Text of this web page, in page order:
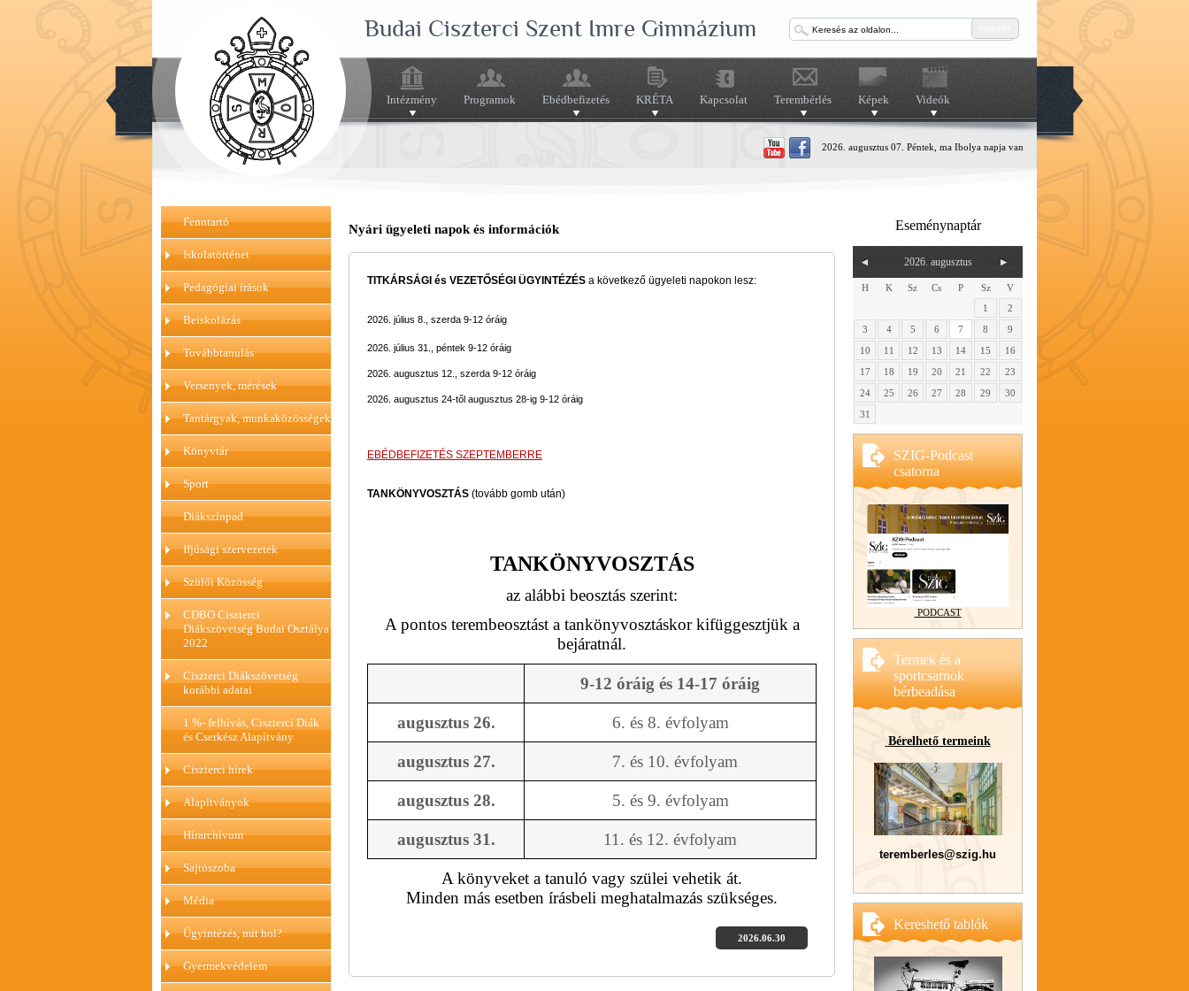
Budai Ciszterci Szent Imre Gimnázium
Intézmény Programok Ebédbefizetés KRÉTA Kapcsolat Terembérlés Képek Videók
2026. augusztus 07. Péntek, ma Ibolya napja van
Fenntartó
Iskolatörténet
Pedagógiai írások
Beiskolázás
Továbbtanulás
Versenyek, mérések
Tantárgyak, munkaközösségek
Könyvtár
Sport
Diákszínpad
Ifjúsági szervezetek
Szülői Közösség
CDBO Ciszterci
Diákszövetség Budai Osztálya
2022
Ciszterci Diákszövetség
korábbi adatai
1 %- felhívás, Ciszterci Diák
és Cserkész Alapítvány
Ciszterci hírek
Alapítványok
Hírarchívum
Sajtószoba
Média
Ügyintézés, mit hol?
Gyermekvédelem
Nyári ügyeleti napok és információk
TITKÁRSÁGI és VEZETŐSÉGI ÜGYINTÉZÉS a következő ügyeleti napokon lesz:
2026. július 8., szerda 9-12 óráig
2026. július 31., péntek 9-12 óráig
2026. augusztus 12., szerda 9-12 óráig
2026. augusztus 24-től augusztus 28-ig 9-12 óráig
EBÉDBEFIZETÉS SZEPTEMBERRE
TANKÖNYVOSZTÁS (tovább gomb után)
TANKÖNYVOSZTÁS
az alábbi beosztás szerint:
A pontos terembeosztást a tankönyvosztáskor kifüggesztjük a
bejáratnál.
9-12 óráig és 14-17 óráig
augusztus 26. 6. és 8. évfolyam
augusztus 27. 7. és 10. évfolyam
augusztus 28. 5. és 9. évfolyam
augusztus 31. 11. és 12. évfolyam
A könyveket a tanuló vagy szülei vehetik át.
Minden más esetben írásbeli meghatalmazás szükséges.
2026.06.30
Eseménynaptár
2026. augusztus
H K Sz Cs P Sz
V
1
2
3
4 5 6 7 8
9
10
11 12 13 14 15
16
17
18 19 20 21 22
23
24
25 26 27 28 29
30
31
SZIG-Podcast
csatorna
PODCAST
Termek és a
sportcsarnok
bérbeadása
Bérelhető termeink
teremberles@szig.hu
Kereshető tablók